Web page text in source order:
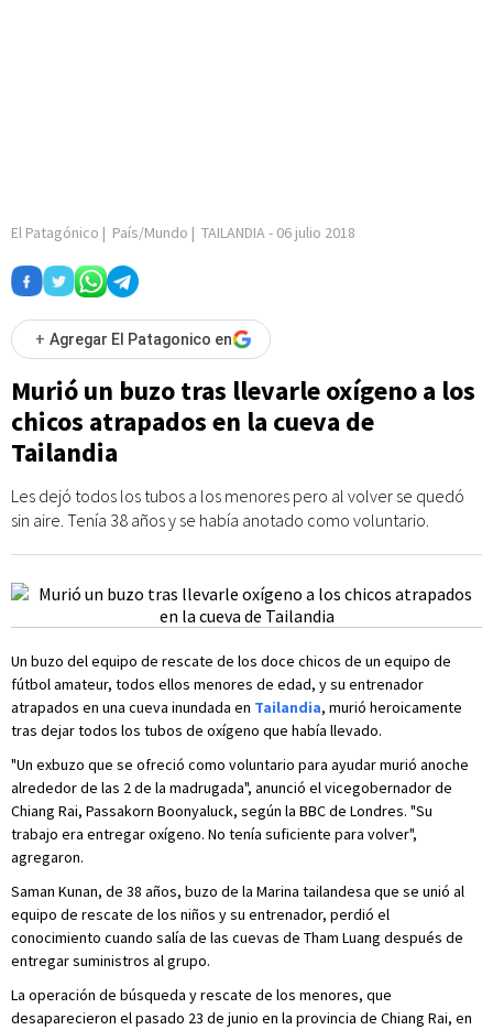
El Patagónico | País/Mundo | TAILANDIA- 06 julio 2018
+ Agregar El Patagonico en
Murió un buzo tras llevarle oxígeno a los
chicos atrapados en la cueva de
Tailandia
Les dejó todos los tubos a los menores pero al volver se quedó
sin aire. Tenía 38 años y se había anotado como voluntario.
Un buzo del equipo de rescate de los doce chicos de un equipo de
fútbol amateur, todos ellos menores de edad, y su entrenador
atrapados en una cueva inundada en Tailandia, murió heroicamente
tras dejar todos los tubos de oxígeno que había llevado.
"Un exbuzo que se ofreció como voluntario para ayudar murió anoche
alrededor de las 2 de la madrugada", anunció el vicegobernador de
Chiang Rai, Passakorn Boonyaluck, según la BBC de Londres. "Su
trabajo era entregar oxígeno. No tenía suficiente para volver",
agregaron.
Saman Kunan, de 38 años, buzo de la Marina tailandesa que se unió al
equipo de rescate de los niños y su entrenador, perdió el
conocimiento cuando salía de las cuevas de Tham Luang después de
entregar suministros al grupo.
La operación de búsqueda y rescate de los menores, que
desaparecieron el pasado 23 de junio en la provincia de Chiang Rai, en